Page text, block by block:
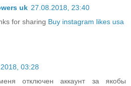
uk 27.08.2018, 23:40
for sharing Buy instagram likes usa
03:28
отключен аккаунт за якобы